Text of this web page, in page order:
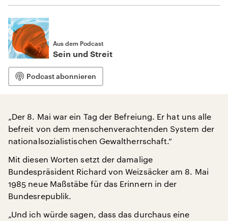
Aus dem Podcast
Sein und Streit
Podcast abonnieren
„Der 8. Mai war ein Tag der Befreiung. Er hat uns alle
befreit von dem menschenverachtenden System der
nationalsozialistischen Gewaltherrschaft.“
Mit diesen Worten setzt der damalige
Bundespräsident Richard von Weizsäcker am 8. Mai
1985 neue Maßstäbe für das Erinnern in der
Bundesrepublik.
„Und ich würde sagen, dass das durchaus eine